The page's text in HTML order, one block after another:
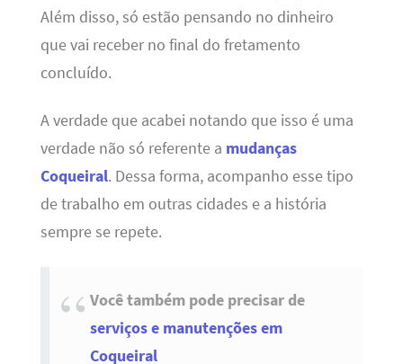
Além disso, só estão pensando no dinheiro
que vai receber no final do fretamento
concluído.
A verdade que acabei notando que isso é uma
verdade não só referente a mudanças
Coqueiral. Dessa forma, acompanho esse tipo
de trabalho em outras cidades e a história
sempre se repete.
Você também pode precisar de
serviços e manutenções em
Coqueiral